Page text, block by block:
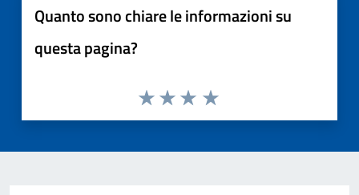
Quanto sono chiare le informazioni su
questa pagina?